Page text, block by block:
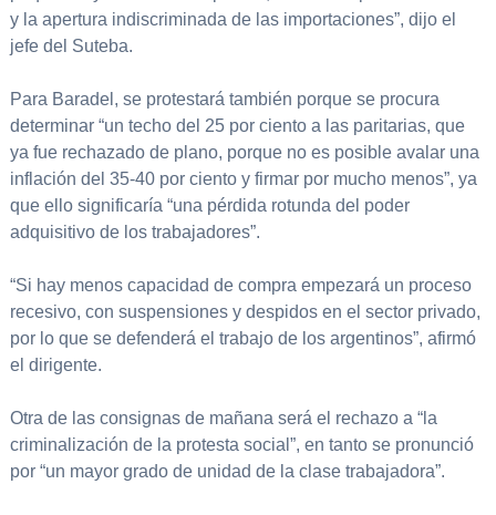
y la apertura indiscriminada de las importaciones”, dijo el
jefe del Suteba.
Para Baradel, se protestará también porque se procura
determinar “un techo del 25 por ciento a las paritarias, que
ya fue rechazado de plano, porque no es posible avalar una
inflación del 35-40 por ciento y firmar por mucho menos”, ya
que ello significaría “una pérdida rotunda del poder
adquisitivo de los trabajadores”.
“Si hay menos capacidad de compra empezará un proceso
recesivo, con suspensiones y despidos en el sector privado,
por lo que se defenderá el trabajo de los argentinos”, afirmó
el dirigente.
Otra de las consignas de mañana será el rechazo a “la
criminalización de la protesta social”, en tanto se pronunció
por “un mayor grado de unidad de la clase trabajadora”.